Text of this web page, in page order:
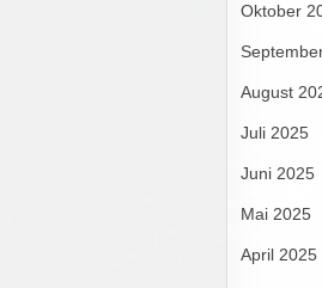
Oktober
August
Juli 2025
Juni 2025
Mai 2025
April 2025